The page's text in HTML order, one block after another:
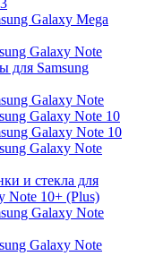
Galaxy Mega
Galaxy Note
для Samsung
Galaxy Note
Galaxy Note 10
Galaxy Note 10
Galaxy Note
и стекла для
Note 10+ (Plus)
Galaxy Note
Galaxy Note